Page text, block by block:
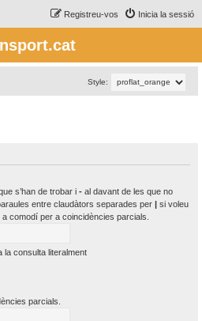
Inicia la sessió
Registreu-vos
Style:
s’han de trobar i - al davant de les que no
entre claudàtors separades per | si voleu
comodí per a coincidències parcials.
la consulta literalment
parcials.